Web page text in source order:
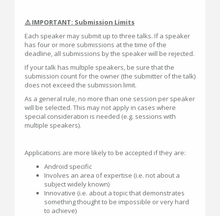
⚠️ IMPORTANT: Submission Limits
Each speaker may submit up to three talks. If a speaker
has four or more submissions at the time of the
deadline, all submissions by the speaker will be rejected.
If your talk has multiple speakers, be sure that the
submission count for the owner (the submitter of the talk)
does not exceed the submission limit.
As a general rule, no more than one session per speaker
will be selected. This may not apply in cases where
special consideration is needed (e.g. sessions with
multiple speakers).
Applications are more likely to be accepted if they are:
Android specific
Involves an area of expertise (i.e. not about a
subject widely known)
Innovative (i.e. about a topic that demonstrates
something thought to be impossible or very hard
to achieve)